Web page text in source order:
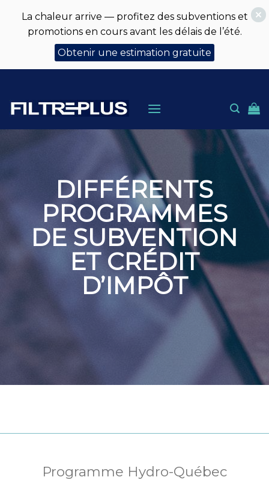
content
DIFFÉRENTS
PROGRAMMES
DESUBVENTION
ETCRÉDIT
D’IMPÔT
Programme Hydro-Québec
La chaleur arrive — profitez des subventions et
promotions en cours avant les délais de l’été.
Obtenir une estimation gratuite